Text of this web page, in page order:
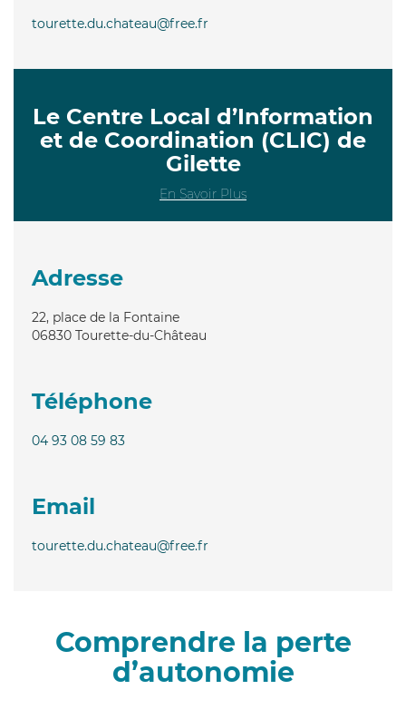
tourette.du.chateau@free.fr
Le Centre Local d’Information
et de Coordination (CLIC) de
Gilette
En Savoir Plus
Adresse
22, place de la Fontaine
06830 Tourette-du-Château
Téléphone
04 93 08 59 83
Email
tourette.du.chateau@free.fr
Comprendre la perte
d’autonomie